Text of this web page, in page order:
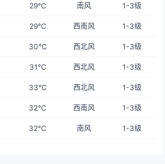
29℃ 南风 1-3级
29℃ 西南风 1-3级
30℃ 西北风 1-3级
31℃ 西北风 1-3级
33℃ 西北风 1-3级
32℃ 西南风 1-3级
32℃ 南风 1-3级